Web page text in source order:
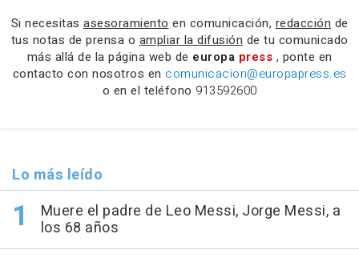
Si necesitas asesoramiento en comunicación, redacción de
tus notas de prensa o ampliar la difusión de tu comunicado
más allá de la página web de europa press , ponte en
contacto con nosotros en comunicacion@europapress.es
o en el teléfono 913592600
Lo más leído
Muere el padre de Leo Messi, Jorge Messi, a
los 68 años